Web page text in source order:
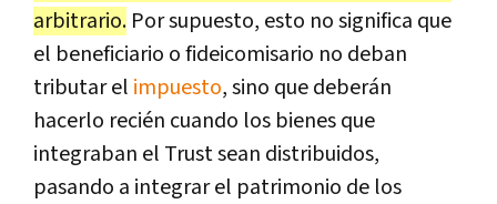
arbitrario. Por supuesto, esto no significa que
el beneficiario o fideicomisario no deban
tributar el impuesto, sino que deberán
hacerlo recién cuando los bienes que
integraban el Trust sean distribuidos,
pasando a integrar el patrimonio de los